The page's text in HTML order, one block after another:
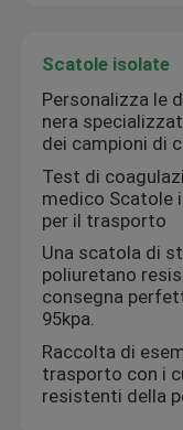
Contenitori di
Corredi della
Rifornimenti
tubo centrifugo
Fiale criogeniche
Pacchetti del gel
Scatole isolate
Personalizza le
nera
dei campioni di
Test di
medico Scatole
per il trasporto
Una scatola di
poliuretano
consegna
95kpa.
Raccolta di
trasporto con i
resistenti della